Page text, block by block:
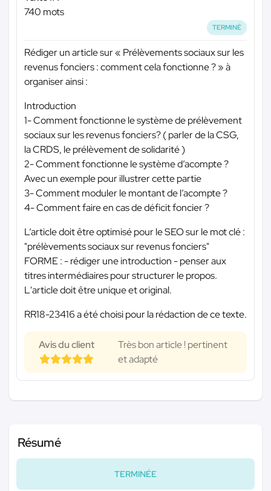
740 mots
TERMINÉ
Rédiger un article sur « Prélèvements sociaux sur les
revenus fonciers : comment cela fonctionne ? » à
organiser ainsi :
Introduction
1- Comment fonctionne le système de prélèvement
sociaux sur les revenus fonciers? ( parler de la CSG,
la CRDS, le prélèvement de solidarité )
2- Comment fonctionne le système d’acompte ?
Avec un exemple pour illustrer cette partie
3- Comment moduler le montant de l’acompte ?
4- Comment faire en cas de déficit foncier ?
L’article doit être optimisé pour le SEO sur le mot clé :
"prélèvements sociaux sur revenus fonciers"
FORME : - rédiger une introduction - penser aux
titres intermédiaires pour structurer le propos.
L'article doit être unique et original.
RR18-23416 a été choisi pour la rédaction de ce texte.
Avis du client
Très bon article ! pertinent
et adapté
Résumé
TERMINÉE